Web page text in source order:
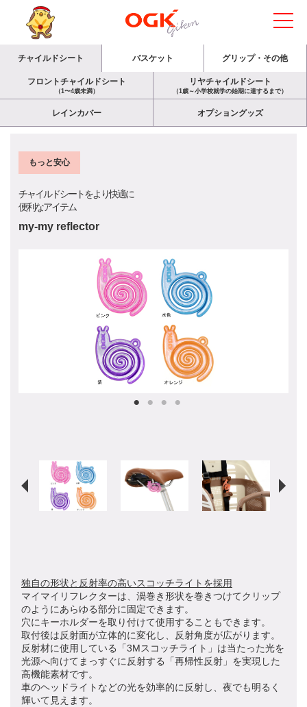
チャイルドシート バスケット グリップ・その他
フロントチャイルドシート
（1〜4歳未満）
リヤチャイルドシート
（1歳～小学校就学の始期に達するまで）
レインカバー オプショングッズ
もっと安心
チャイルドシートをより快適に
便利なアイテム
my-my reflector
独自の形状と反射率の高いスコッチライトを採用
マイマイリフレクターは、渦巻き形状を巻きつけてクリップ
のようにあらゆる部分に固定できます。
穴にキーホルダーを取り付けて使用することもできます。
取付後は反射面が立体的に変化し、反射角度が広がります。
反射材に使用している「3Mスコッチライト」は当たった光を
光源へ向けてまっすぐに反射する「再帰性反射」を実現した
高機能素材です。
車のヘッドライトなどの光を効率的に反射し、夜でも明るく
輝いて見えます。